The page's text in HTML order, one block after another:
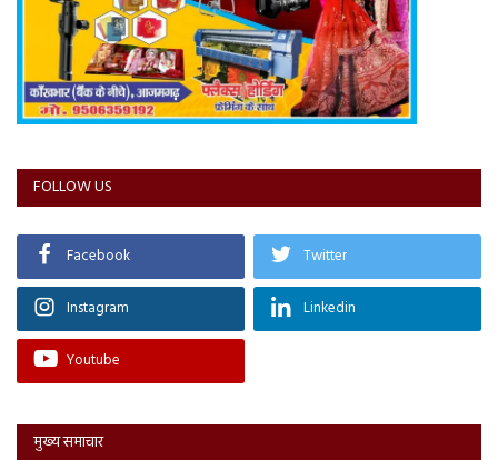
FOLLOW US
Facebook Twitter
Instagram Linkedin
Youtube
मुख्य समाचार